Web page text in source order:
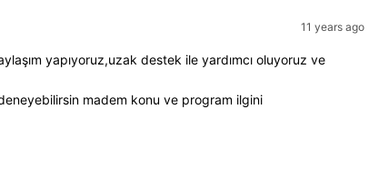
11 years ago
yapıyoruz,uzak destek ile yardımcı oluyoruz ve
madem konu ve program ilgini